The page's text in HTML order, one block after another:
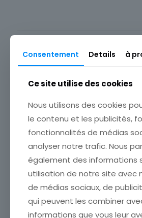
Illustrateur
Allemagne
Sous-thème
ENFANT
CARTE POSTALEPHILIPPE
Consentement Details à
Ce site utilise des cookies
Nous utilisons des cookies
le contenu et les publicités,
fonctionnalités de médias
analyser notre trafic. Nous
également des informations
utilisation de notre site avec
de médias sociaux, de
qui peuvent les combiner
informations que vous leur